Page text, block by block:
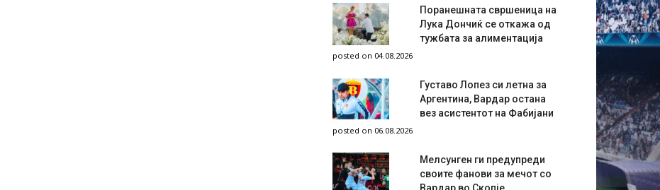
Поранешната свршеница на
Лука Дончиќ се откажа од
тужбата за алиментација
posted on 04.08.2026
Густаво Лопез си летна за
Аргентина, Вардар остана
вез асистентот на Фабијани
posted on 06.08.2026
Мелсунген ги предупреди
своите фанови за мечот со